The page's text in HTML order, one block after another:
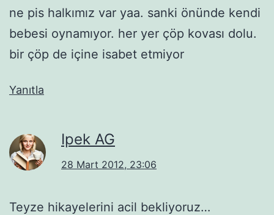
ne pis halkımız var yaa. sanki önünde kendi
bebesi oynamıyor. her yer çöp kovası dolu.
bir çöp de içine isabet etmiyor
Yanıtla
Ipek AG
28 Mart 2012, 23:06
Teyze hikayelerini acil bekliyoruz…